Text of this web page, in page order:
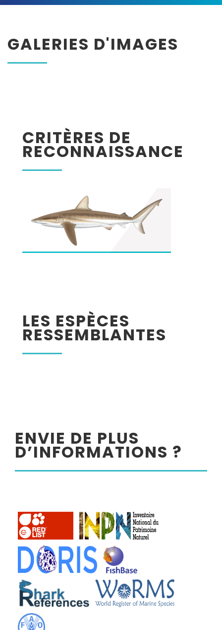
GALERIES D'IMAGES
CRITÈRES DE
RECONNAISSANCE
LES ESPÈCES
RESSEMBLANTES
ENVIE DE PLUS
D’INFORMATIONS ?